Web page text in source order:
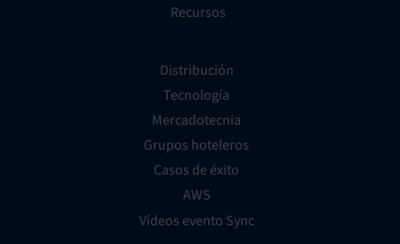
Recursos
Distribución
Tecnología
Mercadotecnia
Grupos hoteleros
Casos de éxito
AWS
Vídeos evento Sync